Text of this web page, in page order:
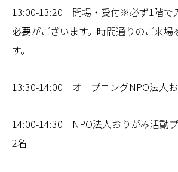
13:00-13:20 開場・受付※必ず1階で
必要がございます。時間通りのご来場
す。
13:30-14:00 オープニングNPO法人
14:00-14:30 NPO法人おりがみ活動
2名